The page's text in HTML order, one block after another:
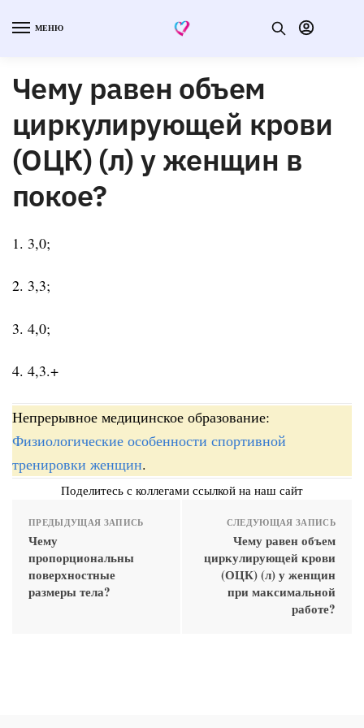
МЕНЮ
Чему равен объем
циркулирующей крови
(ОЦК) (л) у женщин в
покое?
1. 3,0;
2. 3,3;
3. 4,0;
4. 4,3.+
Непрерывное медицинское образование:
Физиологические особенности спортивной
тренировки женщин.
Поделитесь с коллегами ссылкой на наш сайт
ПРЕДЫДУЩАЯ ЗАПИСЬ
Чему
пропорциональны
поверхностные
размеры тела?
СЛЕДУЮЩАЯ ЗАПИСЬ
Чему равен объем
циркулирующей крови
(ОЦК) (л) у женщин
при максимальной
работе?